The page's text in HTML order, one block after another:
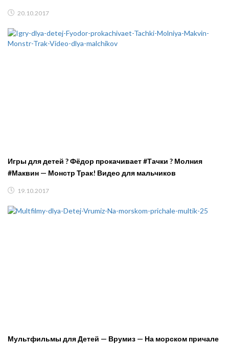
20.10.2017
Игры для детей ? Фёдор прокачивает #Тачки ? Молния
#Маквин — Монстр Трак! Видео для мальчиков
19.10.2017
Мультфильмы для Детей — Врумиз — На морском причале